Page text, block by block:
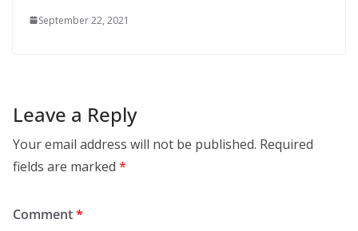
September 22, 2021
Leave a Reply
Your email address will not be published. Required
fields are marked *
Comment*